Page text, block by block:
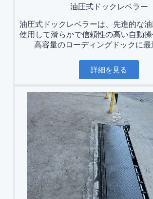
油圧式ドックレベラー
油圧式ドックレベラーは、先進的な
使用して滑らかで信頼性の高い自動操
高容量のローディングドックに最
詳細を見る